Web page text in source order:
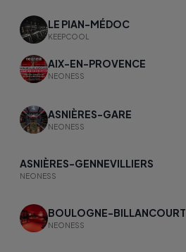
LE PIAN-MÉDOC
KEEPCOOL
AIX-EN-PROVENCE
NEONESS
ASNIÈRES-GARE​
NEONESS
ASNIÈRES-GENNEVILLIERS
NEONESS
BOULOGNE-BILLANCOURT
NEONESS